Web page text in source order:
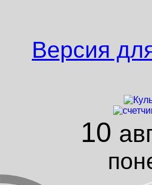
Версия
10